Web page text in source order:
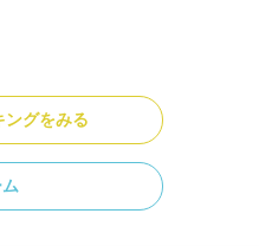
ングをみる